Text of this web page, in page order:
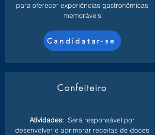
para oferecer experiências gastronômicas
memoráveis
Candidatar-se
Confeiteiro
Atividades: Será responsável por
desenvolver e aprimorar receitas de doces